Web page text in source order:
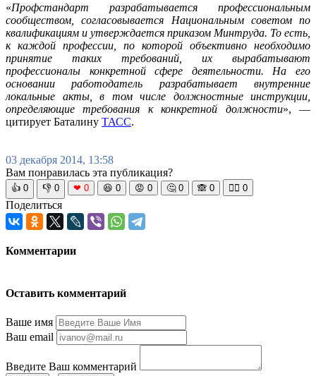
«Профстандарт разрабатывается профессиональным
сообществом, согласовывается Национальным советом по
квалификациям и утверждается приказом Минтруда. То есть,
к каждой профессии, по которой объективно необходимо
принятие таких требований, их вырабатывают
профессионалы конкретной сфере деятельности. На его
основании работодатель разрабатывает внутренние
локальные акты, в том числе должностные инструкции,
определяющие требования к конкретной должности», —
цитирует Баталину ТАСС.
03 декабря 2014, 13:58
Вам понравилась эта публикация?
👍 0 👎 0 ❤ 0 😆 0 😡 0 🤔 0 🙈 0 🧘‍♀️ 0
Поделиться
Комментарии
Оставить комментарий
Ваше имя
Ваш email
Введите Ваш комментарий